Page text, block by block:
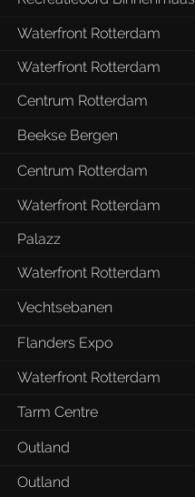
Waterfront Rotterdam
Waterfront Rotterdam
Centrum Rotterdam
Beekse Bergen
Centrum Rotterdam
Waterfront Rotterdam
Palazz
Waterfront Rotterdam
Vechtsebanen
Flanders Expo
Waterfront Rotterdam
Tarm Centre
Outland
Outland